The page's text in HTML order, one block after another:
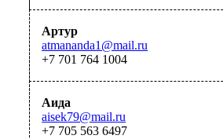
Артур
atmananda1@mail.ru
+7 701 764 1004
Аида
aisek79@mail.ru
+7 705 563 6497